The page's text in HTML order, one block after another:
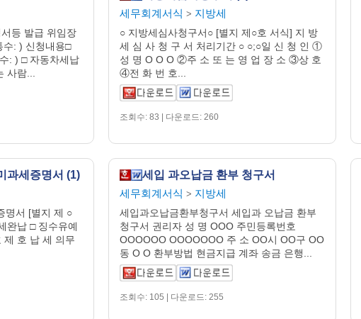
등 발급 위임장
수: ) 신청내용□
: ) □ 자동차세납
사람...
세무회계서식 > 지방세
○ 지방세심사청구서○ [별지 제○호 서식] 지 방
세 심 사 청 구 서 처리기간 ○ ○;○일 신 청 인 ①
성 명 O O O ②주 소 또 는 영 업 장 소 ③상 호
④전 화 번 호...
조회수: 83 | 다운로드: 260
과세증명서 (1)
명서 [별지 제 ○
완납 □ 징수유예
제 호 납 세 의무
세입 과오납금 환부 청구서
세무회계서식 > 지방세
세입과오납금환부청구서 세입과 오납금 환부
청구서 권리자 성 명 OOO 주민등록번호
OOOOOO OOOOOOO 주 소 OO시 OO구 OO
동 O O 환부방법 현금지급 계좌 송금 은행...
조회수: 105 | 다운로드: 255